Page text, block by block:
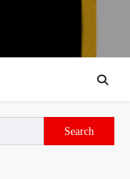
Search